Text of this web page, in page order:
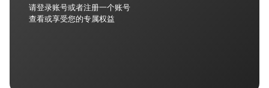
请登录账号或者注册一个账号
查看或享受您的专属权益